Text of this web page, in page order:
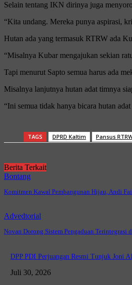
Selain tentang IKN dirinya juga
“Kita undang. Mereka punya aspirasi,
Hutan ada yang termasuk RTRW ada
“Misalnya Kubar mengajukan sekian
Tapi menurut Sapto semua harus ada
Misalnya lanjutnya hutan adat timnya
“Ini semua tidak hanya bicara hutan
TAGS DPRD Kaltim Pansus
Berita Terkait
Bontang
Komitmen Kawal Pembangunan Hijau, Andi
Advedtorial
Novan Dorong Sistem Pengaduan Terintegrasi
DPP PDI Perjuangan Resmi Tunjuk Joni
Juli 30, 2026